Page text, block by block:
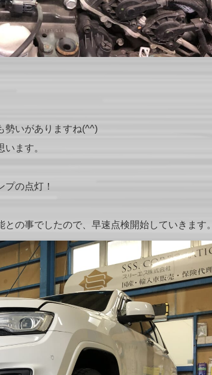
勢いがありますね(^^)
ます。
の点灯！
の事でしたので、早速点検開始していきます。